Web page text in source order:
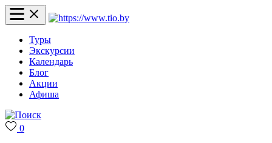
Туры
Экскурсии
Календарь
Блог
Акции
Афиша
0